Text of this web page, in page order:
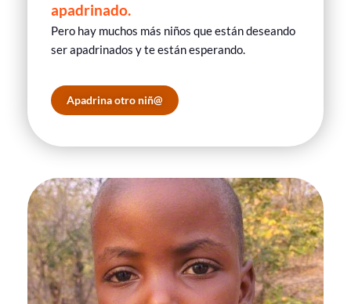
apadrinado.
Pero hay muchos más niños que están deseando
ser apadrinados y te están esperando.
Apadrina otro niñ@